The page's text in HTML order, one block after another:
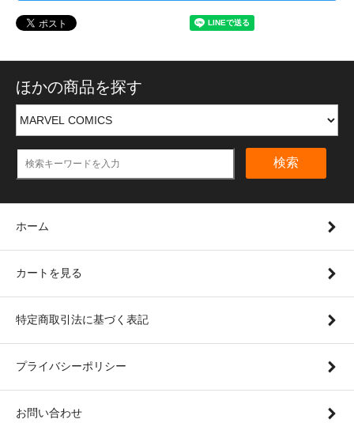
ほかの商品を探す
検索
ホーム
カートを見る
特定商取引法に基づく表記
プライバシーポリシー
お問い合わせ